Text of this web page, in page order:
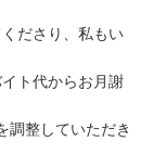
ださり、私もい
ト代からお月謝
調整していただき